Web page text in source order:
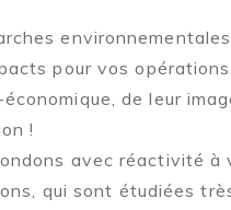
pour vos
de leur
!
avec réactivité à
qui sont étudiées